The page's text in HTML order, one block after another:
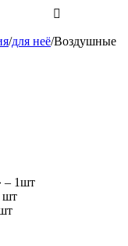
/для неё/Воздушные
– 1шт
шт